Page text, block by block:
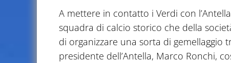
A mettere in contatto i Verdi con
squadra di calcio storico che della
di organizzare una sorta di gemellaggio
presidente dell’Antella, Marco Ronchi,